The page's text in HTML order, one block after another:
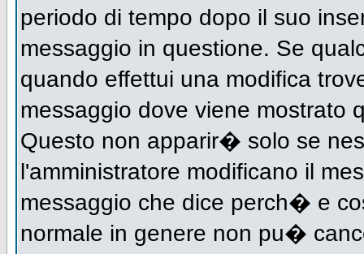
periodo di tempo dopo il suo
messaggio in questione. Se
quando effettui una modifica
messaggio dove viene mostrato
Questo non apparir� solo se
l'amministratore modificano il
messaggio che dice perch� e
normale in genere non pu�